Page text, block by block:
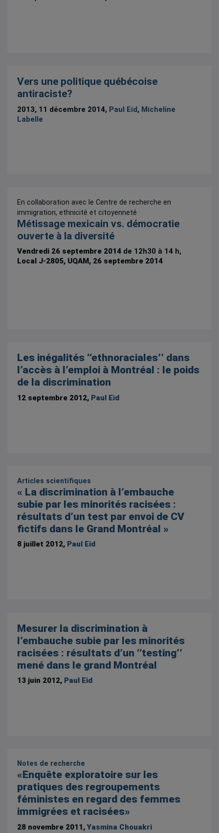
Vers une politique québécoise
antiraciste?
2013, 11 décembre 2014, Paul Eid, Micheline
Labelle
En collaboration avec le Centre de recherche en
immigration, ethnicité et citoyenneté
Métissage mexicain vs. démocratie
ouverte à la diversité
Vendredi 26 septembre 2014 de 12h30 à 14 h,
Local J-2805, UQAM, 26 septembre 2014
Les inégalités ‘‘ethnoraciales’’ dans
l’accès à l’emploi à Montréal : le poids
de la discrimination
12 septembre 2012, Paul Eid
Articles scientifiques
« La discrimination à l’embauche
subie par les minorités racisées :
résultats d’un test par envoi de CV
fictifs dans le Grand Montréal »
8 juillet 2012, Paul Eid
Mesurer la discrimination à
l’embauche subie par les minorités
racisées : résultats d’un ‘‘testing’’
mené dans le grand Montréal
13 juin 2012, Paul Eid
Notes de recherche
«Enquête exploratoire sur les
pratiques des regroupements
féministes en regard des femmes
immigrées et racisées»
28 novembre 2011,Yasmina Chouakri